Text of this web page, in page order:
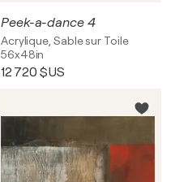
Peek-a-dance 4
Acrylique, Sable sur Toile
56x48in
12 720 $US